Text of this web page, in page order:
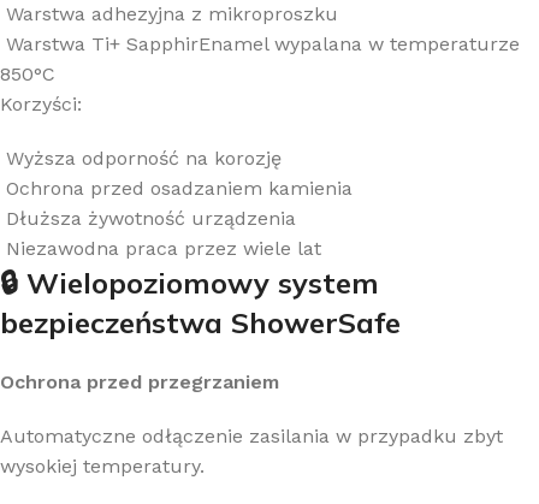
Warstwa adhezyjna z mikroproszku
Warstwa Ti+ SapphirEnamel wypalana w temperaturze
850°C
Korzyści:
Wyższa odporność na korozję
Ochrona przed osadzaniem kamienia
Dłuższa żywotność urządzenia
Niezawodna praca przez wiele lat
🔒 Wielopoziomowy system
bezpieczeństwa ShowerSafe
Ochrona przed przegrzaniem
Automatyczne odłączenie zasilania w przypadku zbyt
wysokiej temperatury.